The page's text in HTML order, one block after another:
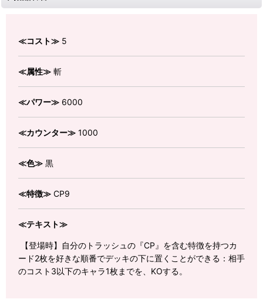
≪コスト≫ 5
≪属性≫ 斬
≪パワー≫ 6000
≪カウンター≫ 1000
≪色≫ 黒
≪特徴≫ CP9
≪テキスト≫
【登場時】自分のトラッシュの『CP』を含む特徴を持つカ
ード2枚を好きな順番でデッキの下に置くことができる：相手
のコスト3以下のキャラ1枚までを、KOする。